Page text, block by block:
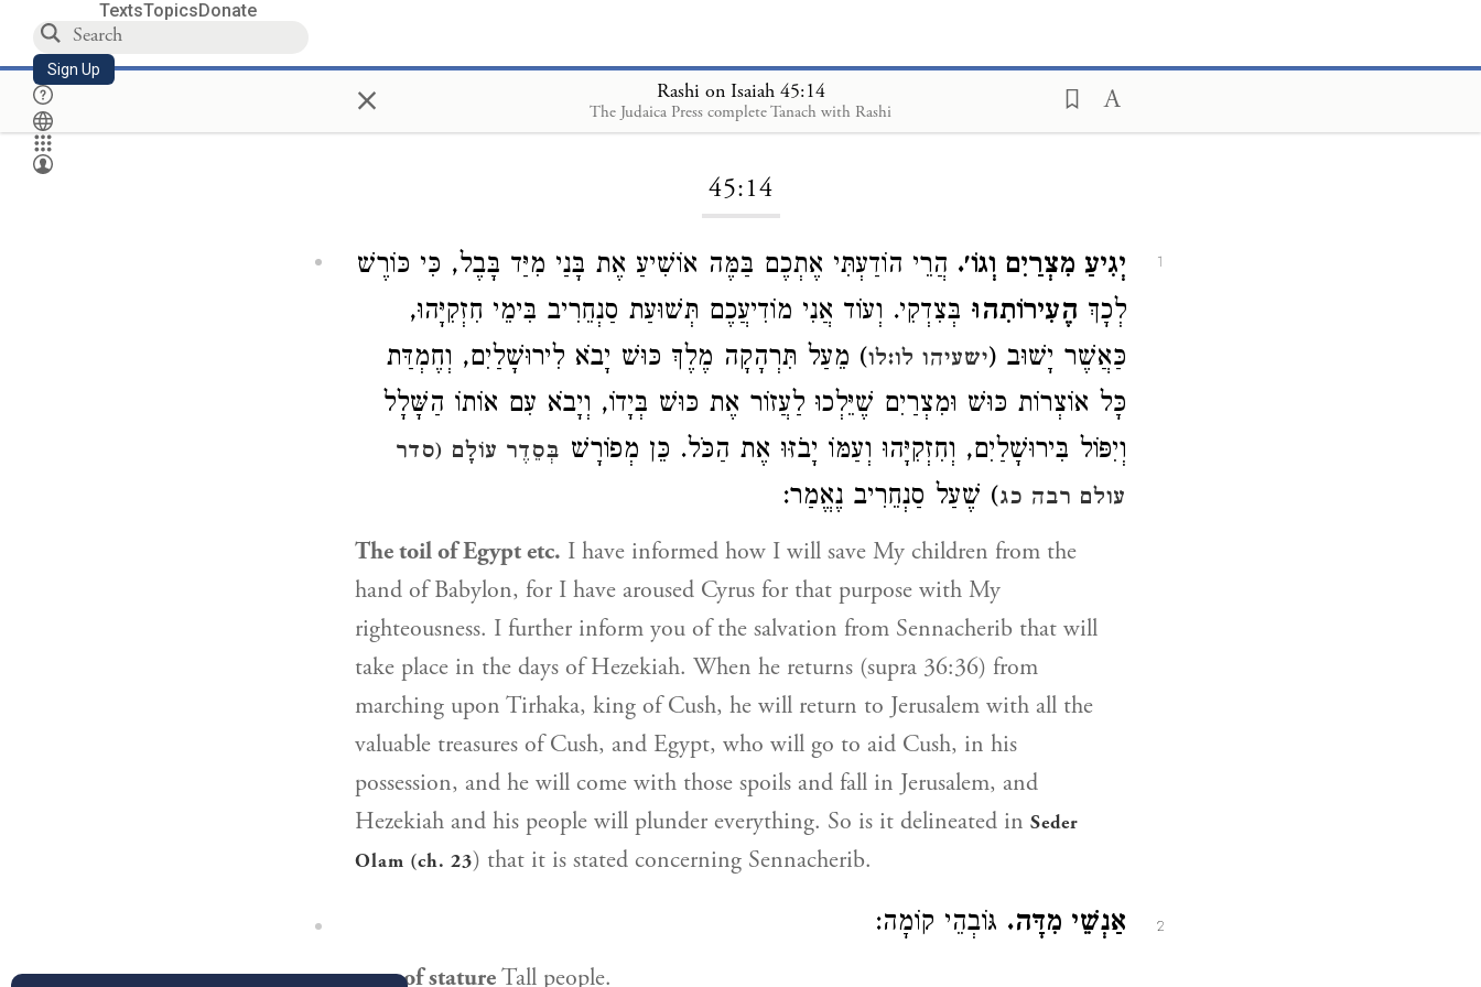
TextsTopicsDonate
Sign Up × Rashi on Isaiah 45:14
The Judaica Press complete Tanach with Rashi
Loading...
45:14
1 יְגִיעַ מִצְרַיִם וְגוֹ׳. הֲרֵי הוֹדַעְתִּי אֶתְכֶם בַּמֶּה אוֹשִׁיעַ אֶת בָּנַי מִיַּד בָּבֶל, כִּי כּוֹרֶשׁ
לְכָךְ הֶעִירוֹתִהוּ בְּצִדְקִי. וְעוֹד אֲנִי מוֹדִיעֲכֶם תְּשׁוּעַת סַנְחֵרִיב בִּימֵי חִזְקִיָּהוּ,
כַּאֲשֶׁר יָשׁוּב (ישעיהו לו:לו) מֵעַל תִּרְהָקָה מֶלֶךְ כּוּשׁ יָבֹא לִירוּשָׁלַיִם, וְחֶמְדַּת
כָּל אוֹצְרוֹת כּוּשׁ וּמִצְרַיִם שֶׁיֵּלְכוּ לַעֲזוֹר אֶת כּוּשׁ בְּיָדוֹ, וְיָבֹא עִם אוֹתוֹ הַשָּׁלָל
וְיִפּוֹל בִּירוּשָׁלַיִם, וְחִזְקִיָּהוּ וְעַמּוֹ יָבֹזּוּ אֶת הַכֹּל. כֵּן מְפוֹרָשׁ בְּסֵדֶר עוֹלָם (סדר
עולם רבה כג) שֶׁעַל סַנְחֵרִיב נֶאֱמַר:
The toil of Egypt etc. I have informed how I will save My children from the
hand of Babylon, for I have aroused Cyrus for that purpose with My
righteousness. I further inform you of the salvation from Sennacherib that will
take place in the days of Hezekiah. When he returns (supra 36:36) from
marching upon Tirhaka, king of Cush, he will return to Jerusalem with all the
valuable treasures of Cush, and Egypt, who will go to aid Cush, in his
possession, and he will come with those spoils and fall in Jerusalem, and
Hezekiah and his people will plunder everything. So is it delineated in Seder
Olam (ch. 23) that it is stated concerning Sennacherib.
2 אַנְשֵׁי מִדָּה. גּוֹבְהֵי קוֹמָה:
men of statureTall people.